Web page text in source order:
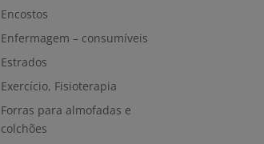
Encostos
Enfermagem – consumíveis
Estrados
Exercício, Fisioterapia
Forras para almofadas e
colchões